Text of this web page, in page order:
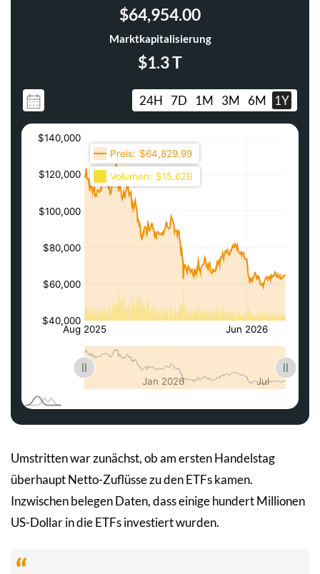
$64,954.00
Marktkapitalisierung
$1.3 T
24H 7D 1M 3M 6M 1Y
Umstritten war zunächst, ob am ersten Handelstag
überhaupt Netto-Zuflüsse zu den ETFs kamen.
Inzwischen belegen Daten, dass einige hundert Millionen
US-Dollar in die ETFs investiert wurden.